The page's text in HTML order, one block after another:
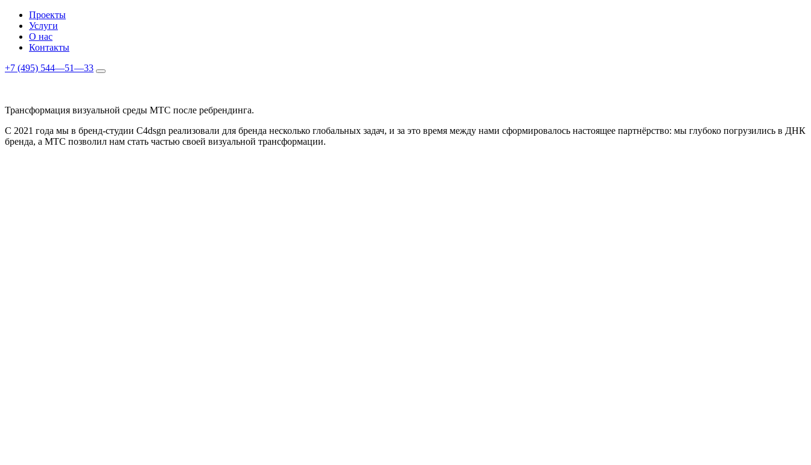
Проекты
Услуги
О нас
Контакты
+7 (495) 544—51—33
Трансформация визуальной среды МТС после ребрендинга.
С 2021 года мы в бренд-студии C4dsgn реализовали для бренда несколько глобальных задач, и за это время между нами сформировалось настоящее партнёрство: мы глубоко погрузились в ДНК
бренда, а МТС позволил нам стать частью своей визуальной трансформации.